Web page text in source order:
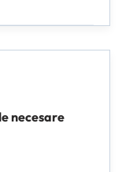
necesare